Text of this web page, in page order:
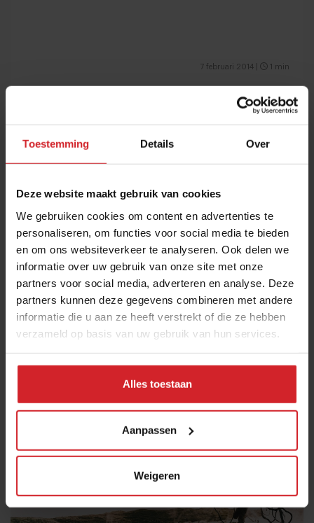
Toestemming Details Over
Deze website maakt gebruik van cookies
We gebruiken cookies om content en advertenties te
personaliseren, om functies voor social media te bieden
en om ons websiteverkeer te analyseren. Ook delen we
informatie over uw gebruik van onze site met onze
partners voor social media, adverteren en analyse. Deze
partners kunnen deze gegevens combineren met andere
informatie die u aan ze heeft verstrekt of die ze hebben
verzameld op basis van uw gebruik van hun services.
Alles toestaan
Aanpassen
Weigeren
7 februari 2014 1 min
Huntington